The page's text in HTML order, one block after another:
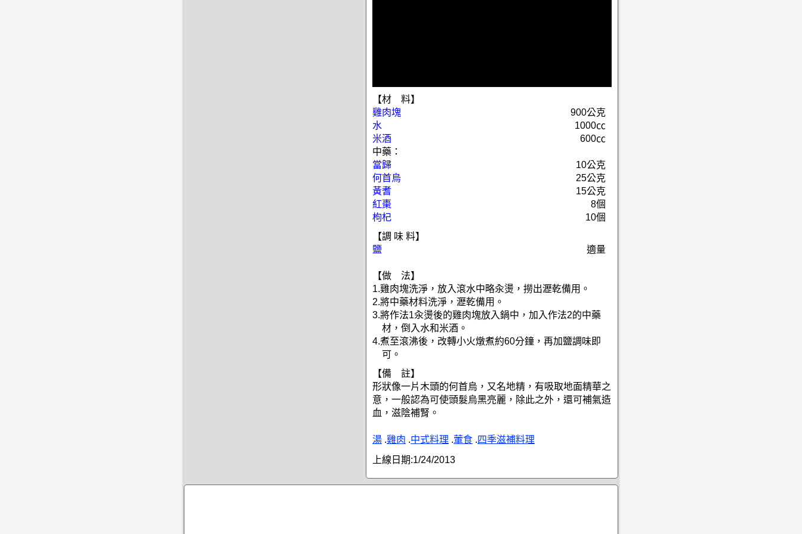
【材 料】
雞肉塊
900公克
水
1000㏄
米酒
600㏄
中藥：
當歸
10公克
何首烏
25公克
黃耆
15公克
紅棗
8個
枸杞
10個
【調 味 料】
鹽
適量
【做 法】
1.雞肉塊洗淨，放入滾水中略汆燙，撈出瀝乾備用。
2.將中藥材料洗淨，瀝乾備用。
3.將作法1汆燙後的雞肉塊放入鍋中，加入作法2的中藥
材，倒入水和米酒。
4.煮至滾沸後，改轉小火燉煮約60分鐘，再加鹽調味即
可。
【備 註】
形狀像一片木頭的何首烏，又名地精，有吸取地面精華之
意，一般認為可使頭髮烏黑亮麗，除此之外，還可補氣造
血，滋陰補腎。
湯 .雞肉 .中式料理 .葷食 .四季滋補料理
上線日期:1/24/2013